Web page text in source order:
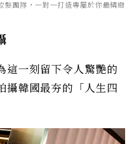
團隊，一對一打造專屬於你最精緻
這一刻留下令人驚艷的
攝韓國最夯的「人生四